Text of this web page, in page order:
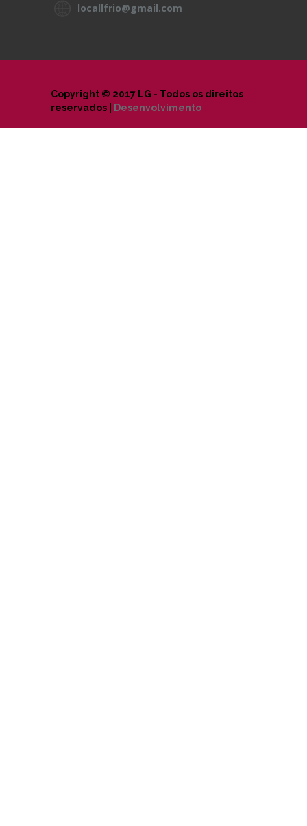
locallfrio@gmail.com
Copyright © 2017 LG - Todos os direitos
reservados |
Desenvolvimento